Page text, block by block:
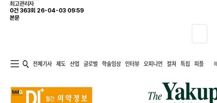
최고관리자
0건 363회 26-04-03 09:59
본문